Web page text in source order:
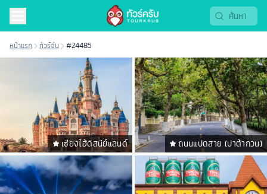
หน้าแรก ทัวร์จีน #24485
เซี่ยงไฮ้ดิสนีย์แลนด์ ถนนแปดสาย (ปาต้ากวน)